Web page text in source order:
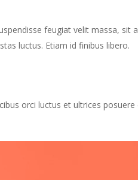
feugiat velit massa, sit
luctus. Etiam id finibus libero.
orci luctus et ultrices posuere